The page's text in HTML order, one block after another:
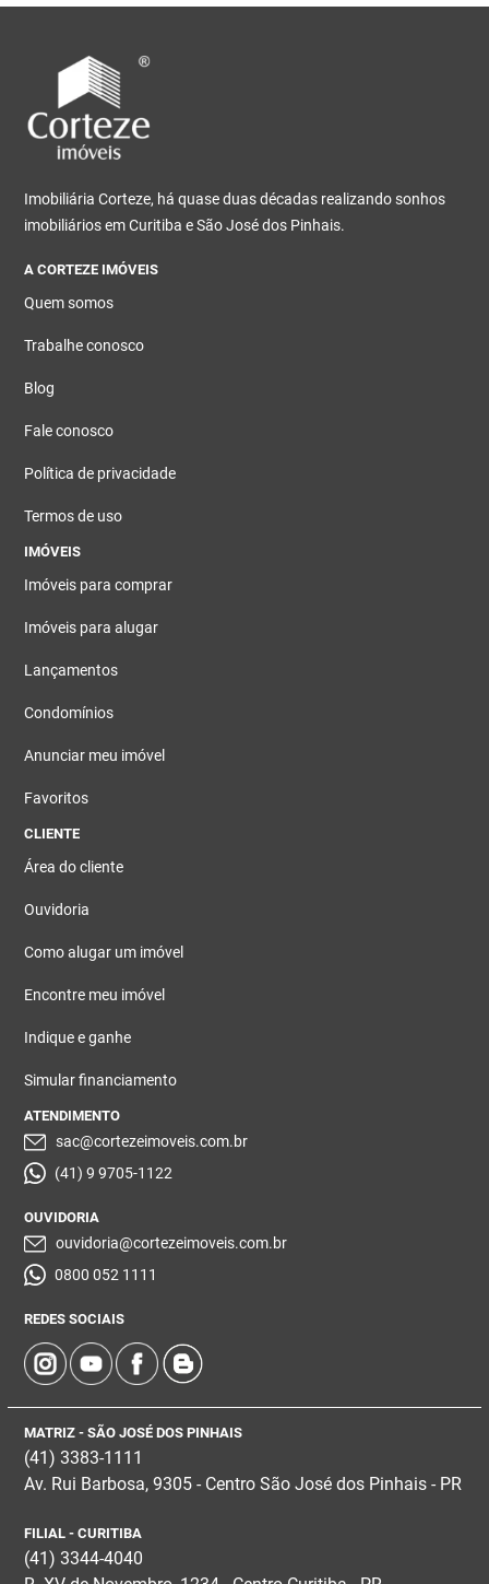
Imobiliária Corteze, há quase duas décadas realizando sonhos
imobiliários em Curitiba e São José dos Pinhais.
A CORTEZE IMÓVEIS
Quem somos
Trabalhe conosco
Blog
Fale conosco
Política de privacidade
Termos de uso
IMÓVEIS
Imóveis para comprar
Imóveis para alugar
Lançamentos
Condomínios
Anunciar meu imóvel
Favoritos
CLIENTE
Área do cliente
Ouvidoria
Como alugar um imóvel
Encontre meu imóvel
Indique e ganhe
Simular financiamento
ATENDIMENTO
sac@cortezeimoveis.com.br
(41) 9 9705-1122
OUVIDORIA
ouvidoria@cortezeimoveis.com.br
0800 052 1111
REDES SOCIAIS
MATRIZ - SÃO JOSÉ DOS PINHAIS
(41) 3383-1111
Av. Rui Barbosa, 9305 - Centro São José dos Pinhais - PR
FILIAL - CURITIBA
(41) 3344-4040